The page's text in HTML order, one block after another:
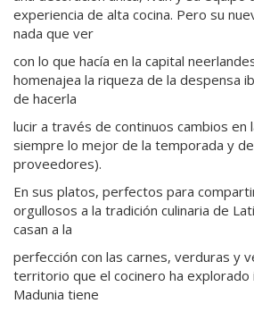
experiencia de alta cocina. Pero su
nada que ver
con lo que hacía en la capital
homenajea la riqueza de la despensa
de hacerla
lucir a través de continuos cambios en
siempre lo mejor de la temporada y
proveedores).
En sus platos, perfectos para
orgullosos a la tradición culinaria de
casan a la
perfección con las carnes, verduras y
territorio que el cocinero ha explorado
Madunia tiene